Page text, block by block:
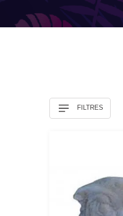
FILTRES